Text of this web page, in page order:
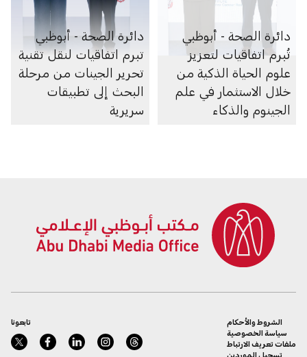
دائرة الصحة - أبوظبي
تُبرم اتفاقيات لتعزيز
علوم الحياة الذكية من
خلال الاستثمار في علم
الجينوم والذكاء
دائرة الصحة - أبوظبي
تبرم اتفاقيات لنقل تقنية
تحرير الجينات من مرحلة
البحث إلى تطبيقات
سريرية
تابعونا
الشروط والأحكام
سياسة الخصوصية
ملفات تعريف الارتباط
تسجيل الموردين